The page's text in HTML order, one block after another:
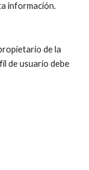
información.
de usuario debe